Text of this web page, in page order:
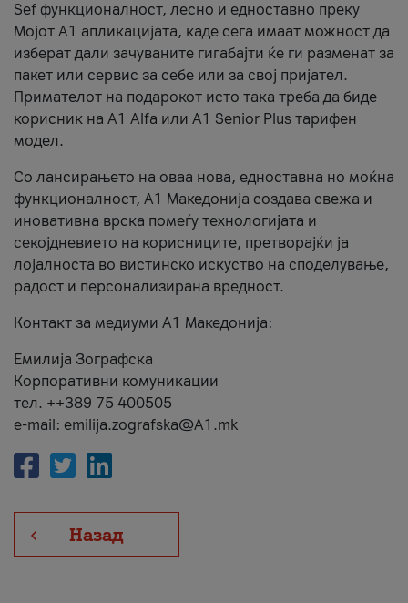
Sef функционалност, лесно и едноставно преку
Мојот А1 апликацијата, каде сега имаат можност да
изберат дали зачуваните гигабајти ќе ги разменат за
пакет или сервис за себе или за свој пријател.
Примателот на подарокот исто така треба да биде
корисник на А1 Alfa или A1 Senior Plus тарифен
модел.
Со лансирањето на оваа нова, едноставна но моќна
функционалност, А1 Македонија создава свежа и
иновативна врска помеѓу технологијата и
секојдневието на корисниците, претворајќи ја
лојалноста во вистинско искуство на споделување,
радост и персонализирана вредност.
Контакт за медиуми А1 Македонија:
Емилија Зографска
Корпоративни комуникации
тел. ++389 75 400505
e-mail: emilija.zografska@A1.mk
Назад